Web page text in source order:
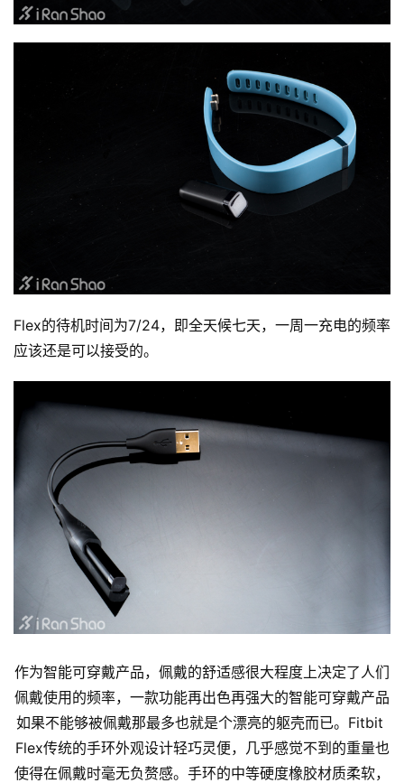
Flex的待机时间为7/24，即全天候七天，一周一充电的频率
应该还是可以接受的。
作为智能可穿戴产品，佩戴的舒适感很大程度上决定了人们
佩戴使用的频率，一款功能再出色再强大的智能可穿戴产品
如果不能够被佩戴那最多也就是个漂亮的躯壳而已。Fitbit
Flex传统的手环外观设计轻巧灵便，几乎感觉不到的重量也
使得在佩戴时毫无负赘感。手环的中等硬度橡胶材质柔软，